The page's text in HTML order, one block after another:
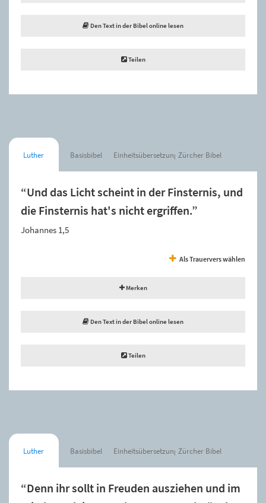
Den Text in der Bibel online lesen
Teilen
Luther Basisbibel Einheitsübersetzung Zürcher Bibel
“Und das Licht scheint in der Finsternis, und
die Finsternis hat's nicht ergriffen.”
Johannes 1,5
Als Trauervers wählen
Merken
Den Text in der Bibel online lesen
Teilen
Luther Basisbibel Einheitsübersetzung Zürcher Bibel
“Denn ihr sollt in Freuden ausziehen und im